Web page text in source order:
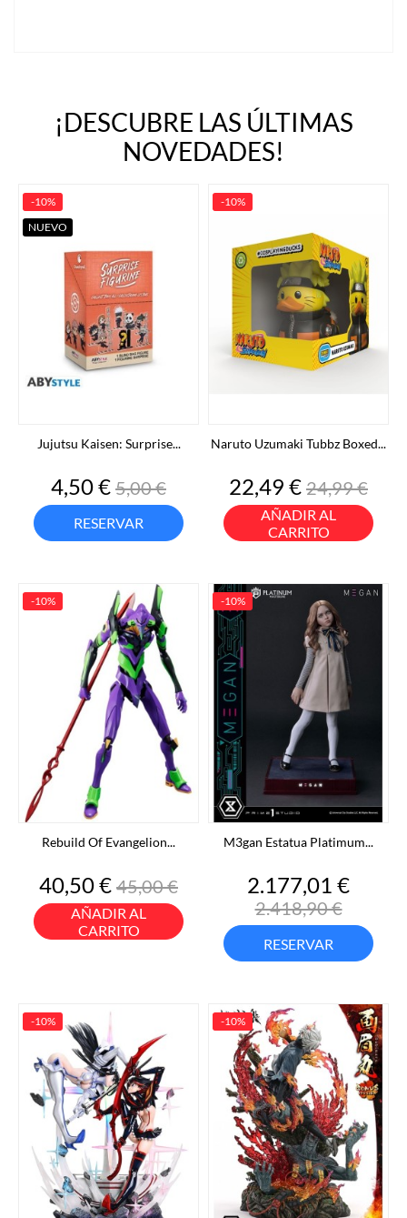
¡DESCUBRE LAS ÚLTIMAS
NOVEDADES!
Jujutsu Kaisen: Surprise...
Precio
4,50 €Precio
base
5,00 €
RESERVAR
-10%
NUEVO
Naruto Uzumaki Tubbz Boxed...
Precio
22,49 €Precio
base
24,99 €
AÑADIR AL
CARRITO
-10%
Rebuild Of Evangelion...
Precio
40,50 €Precio
base
45,00 €
AÑADIR AL
CARRITO
-10%
M3gan Estatua Platimum...
Precio
2.177,01 €
2.418,90 €
RESERVAR
-10%
-10% -10%